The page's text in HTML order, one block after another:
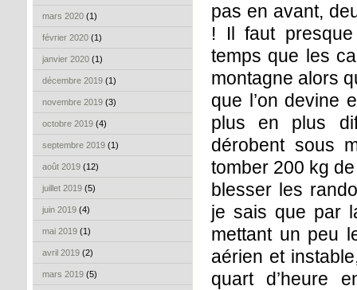
mars 2020 (1)
février 2020 (1)
janvier 2020 (1)
décembre 2019 (1)
novembre 2019 (3)
octobre 2019 (4)
septembre 2019 (1)
août 2019 (12)
juillet 2019 (5)
juin 2019 (4)
mai 2019 (1)
avril 2019 (2)
mars 2019 (5)
pas en avant,
! Il faut
temps que les
montagne alors
que l’on devine
plus en plus
dérobent sous
tomber 200 kg
blesser les
je sais que par
mettant un peu
aérien et
quart d’heure